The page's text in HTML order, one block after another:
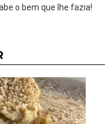
o bem que lhe fazia!